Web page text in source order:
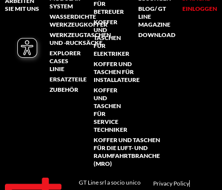
SIE MIT UNS
SYSTEM
WASSERDICHTE
WERKZEUGKOFFER
WERKZEUGTASCHEN
UND -RUCKSÄCKE
EXPLORER
CASES
LINIE
ERSATZTEILE
ZUBEHÖR
FÜR
BETREUER
KOFFER
UND
TASCHEN
FÜR
ELEKTRIKER
KOFFER UND
TASCHEN FÜR
INSTALLATEURE
KOFFER
UND
TASCHEN
FÜR
SERVICE
TECHNIKER
KOFFER UND TASCHEN
FÜR DIE LUFT- UND
RAUMFAHRTBRANCHE
(MRO)
BLOG/ GT
LINE
MAGAZINE
DOWNLOAD
EINLOGGEN
GT Line srl a socio unico
Privacy Policy